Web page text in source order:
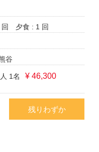
夕食 : 1 回
谷
1名 ¥ 46,300
残りわずか